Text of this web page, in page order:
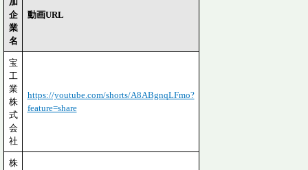
企
業
名
動画URL
宝
工
業
株
式
会
社
https://youtube.com/shorts/A8ABgnqLFmo?
feature=share
株